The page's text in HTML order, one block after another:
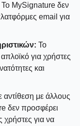
Το MySignature δεν
email για
Το
για χρήστες
και
αντίθεση με άλλους
δεν προσφέρει
χρήστες για να